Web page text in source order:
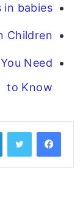
in babies
Children
Need
to Know
فيسبوك